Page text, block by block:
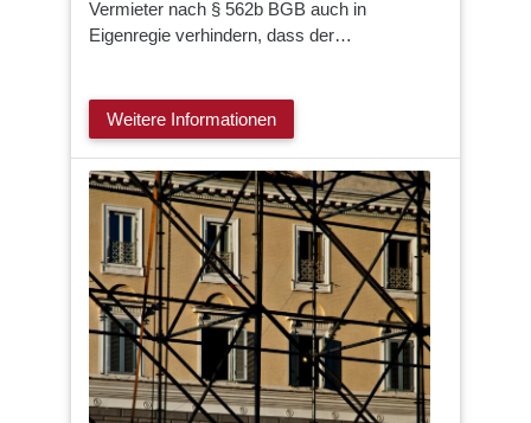
Vermieter nach § 562b BGB auch in
Eigenregie verhindern, dass der…
Weitere Informationen